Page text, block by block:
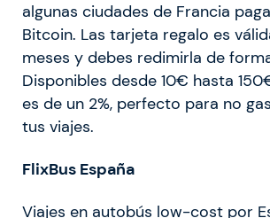
algunas ciudades de Francia
Bitcoin. Las tarjeta regalo es
meses y debes redimirla de
Disponibles desde 10€ hasta
es de un 2%, perfecto para no
tus viajes.
FlixBus España
Viajes en autobús low-cost por